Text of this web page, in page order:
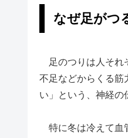
なぜ足がつ
足のつりは人それ
不足などからくる筋
い」という、神経の
特に冬は冷えて血